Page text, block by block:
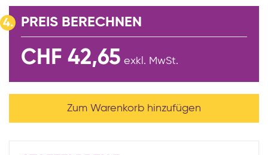
4. PREIS BERECHNEN
CHF 42,65 exkl. MwSt.
Zum Warenkorb hinzufügen